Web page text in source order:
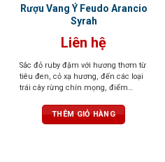
Rượu Vang Ý Feudo Arancio
Syrah
Liên hệ
Sắc đỏ ruby đậm với hương thơm từ
tiêu đen, cỏ xạ hương, đến các loại
trái cây rừng chín mọng, điểm
Tannin mềm mượt, tròn đầy cân
đối, tạo nên một tổng thể hài hòa
THÊM GIỎ HÀNG